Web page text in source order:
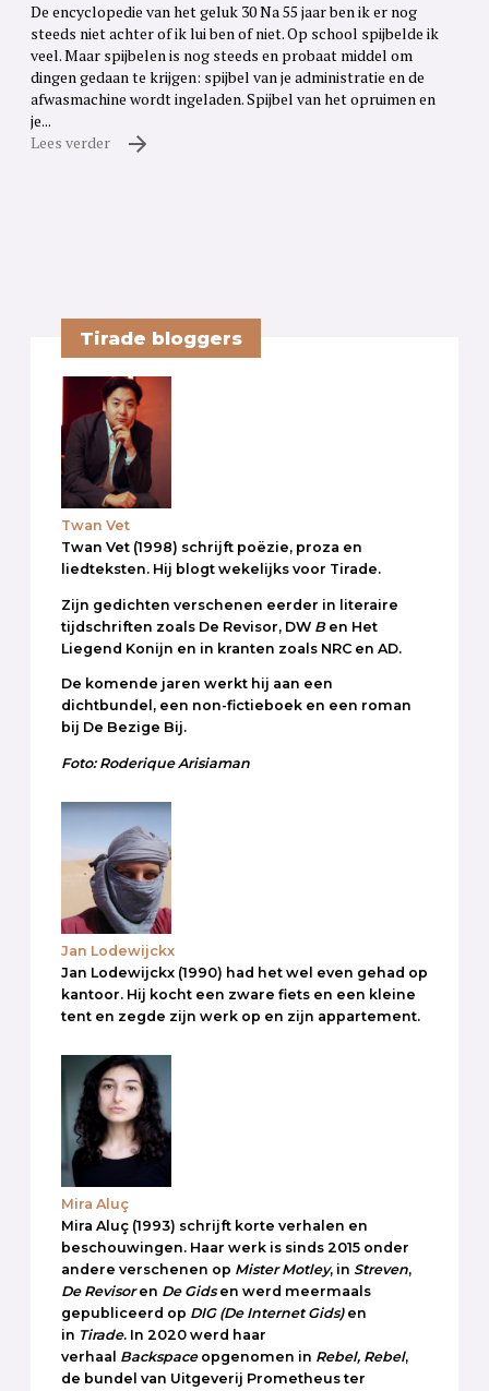
De encyclopedie van het geluk 30 Na 55 jaar ben ik er nog
steeds niet achter of ik lui ben of niet. Op school spijbelde ik
veel. Maar spijbelen is nog steeds en probaat middel om
dingen gedaan te krijgen: spijbel van je administratie en de
afwasmachine wordt ingeladen. Spijbel van het opruimen en
je...
Lees verder
Tirade bloggers
Twan Vet
Twan Vet (1998) schrijft poëzie, proza en
liedteksten. Hij blogt wekelijks voor Tirade.
Zijn gedichten verschenen eerder in literaire
tijdschriften zoals De Revisor, DW B en Het
Liegend Konijn en in kranten zoals NRC en AD.
De komende jaren werkt hij aan een
dichtbundel, een non-fictieboek en een roman
bij De Bezige Bij.
Foto: Roderique Arisiaman
Jan Lodewijckx
Jan Lodewijckx (1990) had het wel even gehad op
kantoor. Hij kocht een zware fiets en een kleine
tent en zegde zijn werk op en zijn appartement.
Mira Aluç
Mira Aluç (1993) schrijft korte verhalen en
beschouwingen. Haar werk is sinds 2015 onder
andere verschenen op Mister Motley, in Streven,
De Revisoren De Gidsen werd meermaals
gepubliceerd op DIG (De Internet Gids)en
in Tirade. In 2020 werd haar
verhaal Backspaceopgenomen in Rebel, Rebel,
de bundel van Uitgeverij Prometheus ter